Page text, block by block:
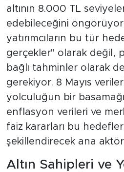
altının 8.000 TL
edebileceğini
yatırımcıların bu tür
gerçekler" olarak değil,
bağlı tahminler olarak
gerekiyor. 8 Mayıs
yolculuğun bir
enflasyon verileri ve
faiz kararları bu
şekillendirecek ana
Altın Sahipleri ve